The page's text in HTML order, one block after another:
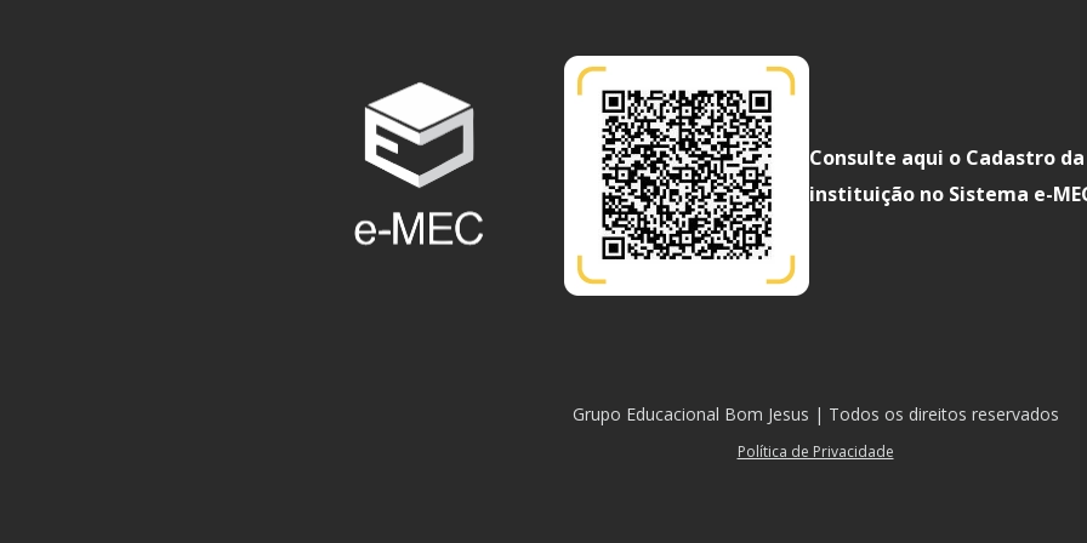
Consulte aqui o Cadastro da
instituição no Sistema e-
Grupo Educacional Bom Jesus | Todos os direitos reservados
Política de Privacidade